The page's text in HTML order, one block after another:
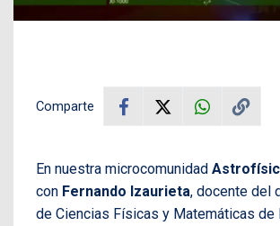
Comparte
En nuestra microcomunidad
con Fernando Izaurieta, docente del
de Ciencias Físicas y Matemáticas de